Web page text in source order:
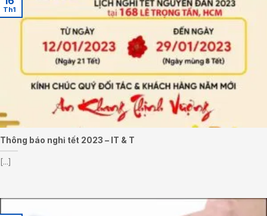
Thông báo nghỉ tết 2023 – IT & T
[...]
Th1